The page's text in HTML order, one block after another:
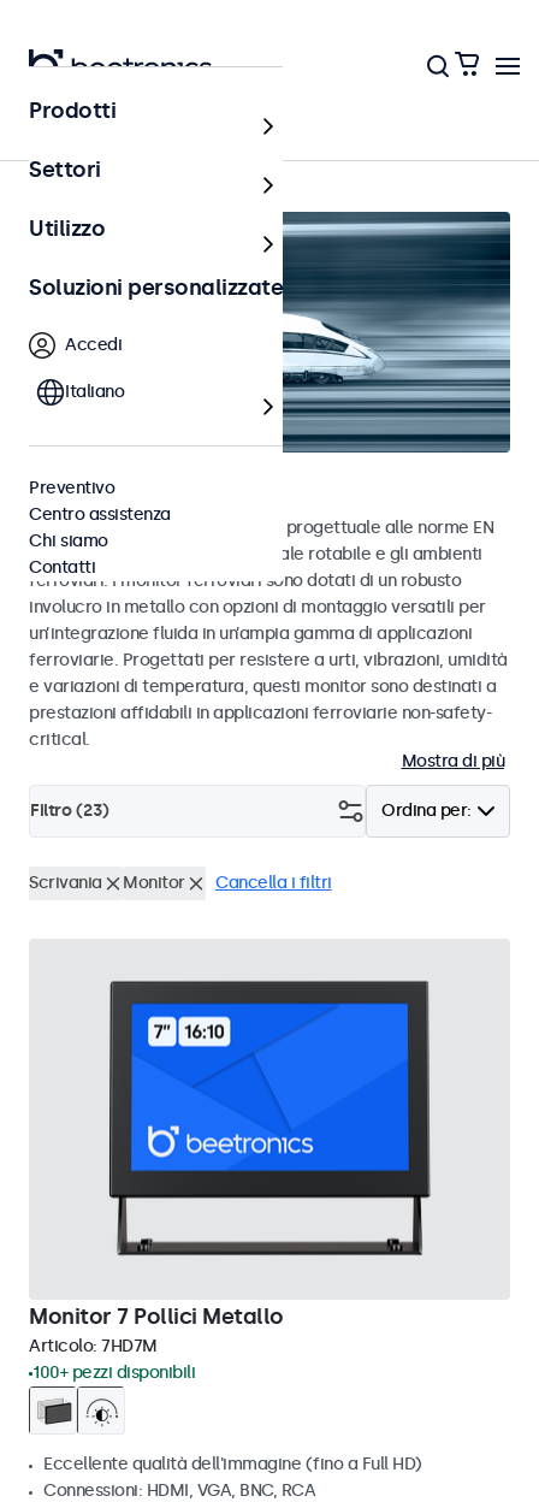
Home
Monitor ferroviari
Monitor sviluppati in conformità progettuale alle norme EN
50155 e EN 45545-2 per il materiale rotabile e gli ambienti
ferroviari. I monitor ferroviari sono dotati di un robusto
involucro in metallo con opzioni di montaggio versatili per
un’integrazione fluida in un’ampia gamma di applicazioni
ferroviarie. Progettati per resistere a urti, vibrazioni, umidità
e variazioni di temperatura, questi monitor sono destinati a
prestazioni affidabili in applicazioni ferroviarie non-safety-
critical.
Mostra di più
Ordina per:
Filtro (23)
Scrivania Monitor Cancella i filtri
Monitor 7 Pollici Metallo
Articolo: 7HD7M
100+ pezzi disponibili
Eccellente qualità dell'immagine (fino a Full HD)
Connessioni: HDMI, VGA, BNC, RCA
Prodotti
Settori
Utilizzo
Soluzioni personalizzate
Accedi
Italiano
Preventivo
Centro assistenza
Chi siamo
Contatti